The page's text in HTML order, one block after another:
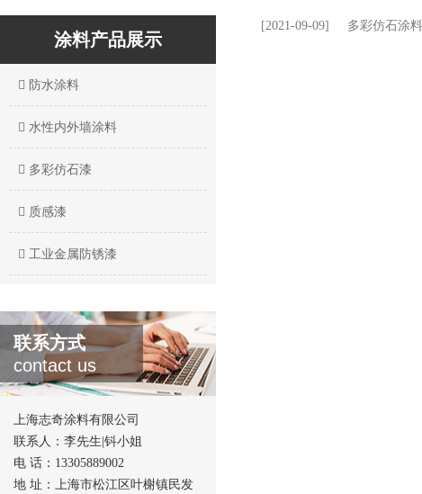
涂料产品展示
防水涂料
水性内外墙涂料
多彩仿石漆
质感漆
工业金属防锈漆
联系方式
contact us
上海志奇涂料有限公司
联系人：李先生|钭小姐
电 话：13305889002
地 址：上海市松江区叶榭镇民发
[2021-09-09] 多彩仿石涂